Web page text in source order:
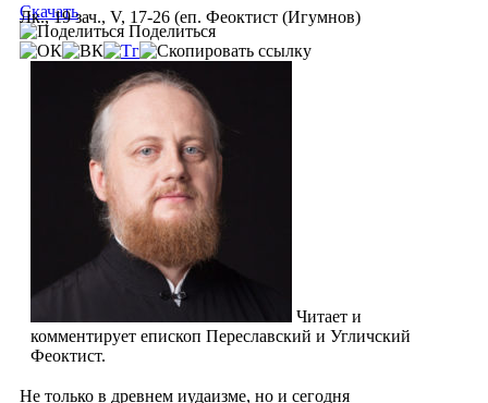
Лк., 19 зач., V, 17-26 (еп. Феоктист (Игумнов)
Скачать
Поделиться
Читает и
комментирует епископ Переславский и Угличский
Феоктист.
Не только в древнем иудаизме, но и сегодня